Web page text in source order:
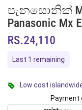
පැනසොනික්
Panasonic Mx
RS.24,110
Last 1 remaining
Low cost
Payment